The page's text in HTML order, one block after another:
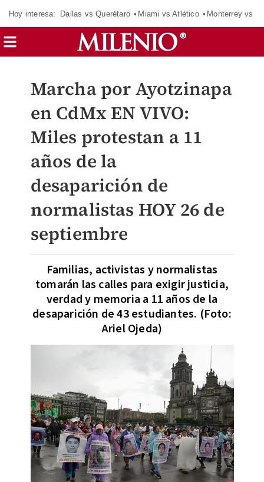
Hoy interesa: Dallas vs Querétaro Miami vs Atlético Monterrey vs
Marcha por Ayotzinapa
en CdMx EN VIVO:
Miles protestan a 11
años de la
desaparición de
normalistas HOY 26 de
septiembre
Familias, activistas y normalistas
tomarán las calles para exigir justicia,
verdad y memoria a 11 años de la
desaparición de 43 estudiantes. (Foto:
Ariel Ojeda)